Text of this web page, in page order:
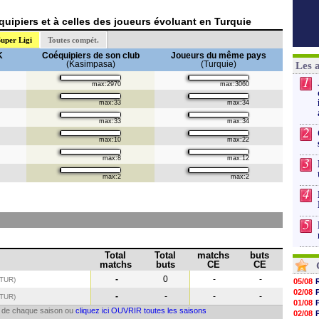
et à celles des joueurs évoluant en Turquie
Ligi Toutes compét.
Coéquipiers de son club
(Kasimpasa)
Joueurs du même pays
(Turquie)
max:2970 max:3060
max:33 max:34
max:33 max:34
max:10 max:22
max:8 max:12
max:2 max:2
Total
matchs
Total
buts
matchs
CE
buts
CE
- 0 -
-
) - - - -
chaque saison ou cliquez ici OUVRIR toutes les saisons
Les
1
2
3
4
5
05/08
02/08
01/08
02/08